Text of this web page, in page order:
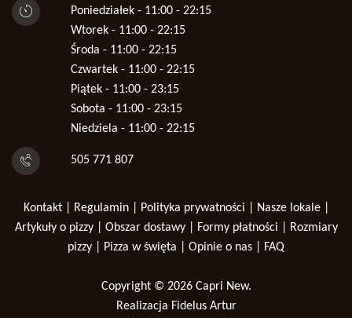
Poniedziałek - 11:00 - 22:15
Wtorek - 11:00 - 22:15
Środa - 11:00 - 22:15
Czwartek - 11:00 - 22:15
Piątek - 11:00 - 23:15
Sobota - 11:00 - 23:15
Niedziela - 11:00 - 22:15
505 771 807
Kontakt| Regulamin| Polityka prywatności Nasze lokale|
Artykuły o pizzy| Obszar dostawy| Formy płatności
Rozmiary
pizzy
Pizza w święta Opinie o nas FAQ
Copyright © 2026 Capri New.
Realizacja Fidelus Artur